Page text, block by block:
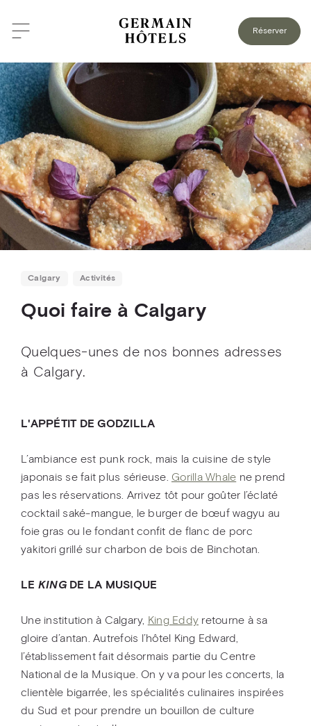
Réserver
Calgary Activités
Quoi faire à Calgary
Quelques-unes de nos bonnes adresses
à Calgary.
L'APPÉTIT DE GODZILLA
L’ambiance est punk rock, mais la cuisine de style
japonais se fait plus sérieuse. Gorilla Whale ne prend
pas les réservations. Arrivez tôt pour goûter l’éclaté
cocktail saké-mangue, le burger de bœuf wagyu au
foie gras ou le fondant confit de flanc de porc
yakitori grillé sur charbon de bois de Binchotan.
LE KINGDE LA MUSIQUE
Une institution à Calgary, King Eddy retourne à sa
gloire d’antan. Autrefois l’hôtel King Edward,
l’établissement fait désormais partie du Centre
National de la Musique. On y va pour les concerts, la
clientèle bigarrée, les spécialités culinaires inspirées
du Sud et pour prendre un bouillon de culture